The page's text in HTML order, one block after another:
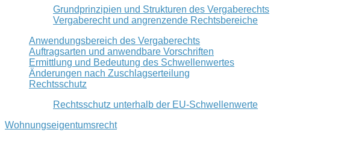
Grundprinzipien und Strukturen des Vergaberechts
Vergaberecht und angrenzende Rechtsbereiche
Anwendungsbereich des Vergaberechts
Auftragsarten und anwendbare Vorschriften
Ermittlung und Bedeutung des Schwellenwertes
Änderungen nach Zuschlagserteilung
Rechtsschutz
Rechtsschutz unterhalb der EU-Schwellenwerte
Wohnungseigentumsrecht